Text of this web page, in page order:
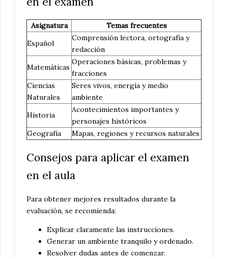
Asignatura
Temas frecuentes
Español
Comprensión lectora, ortografía y
redacción
Matemáticas
Operaciones básicas, problemas y
fracciones
Ciencias
Naturales
Seres vivos, energía y medio
ambiente
Historia
Acontecimientos importantes y
personajes históricos
Geografía
Mapas, regiones y recursos naturales
Consejos para aplicar el examen
en el aula
Para obtener mejores resultados durante la
evaluación, se recomienda:
Explicar claramente las instrucciones.
Generar un ambiente tranquilo y ordenado.
Resolver dudas antes de comenzar.